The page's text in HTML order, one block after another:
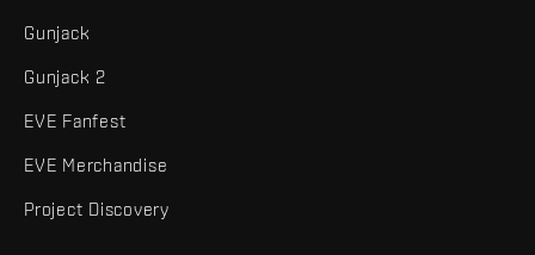
Gunjack
Gunjack 2
EVE Fanfest
EVE Merchandise
Project Discovery